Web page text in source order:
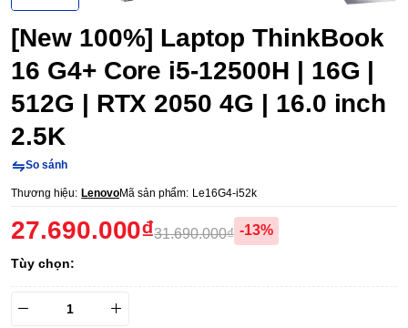
[New 100%] Laptop ThinkBook
16 G4+ Core i5-12500H | 16G |
512G | RTX 2050 4G | 16.0 inch
2.5K
So sánh
Thương hiệu: LenovoMã sản phẩm: Le16G4-i52k
27.690.000₫31.690.000₫ -13%
Tùy chọn: